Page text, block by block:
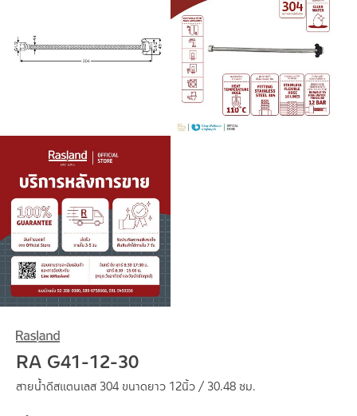
RA G41-12-30
สายน้ำดีสแตนเลส 304 ขนาดยาว 12นิ้ว / 30.48 ซม.